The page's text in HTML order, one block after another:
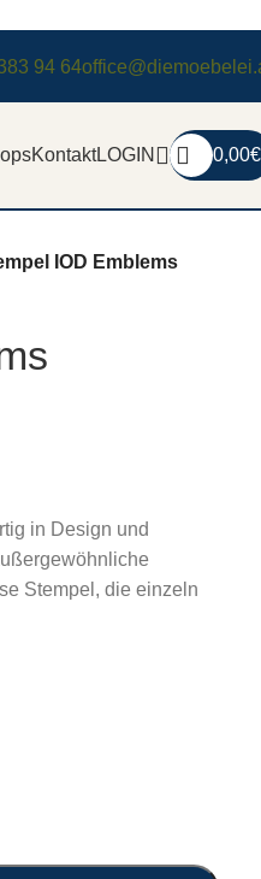
94 64
KontaktLOGIN 0,00€
IOD Emblems
in Design und
Stempel, die einzeln